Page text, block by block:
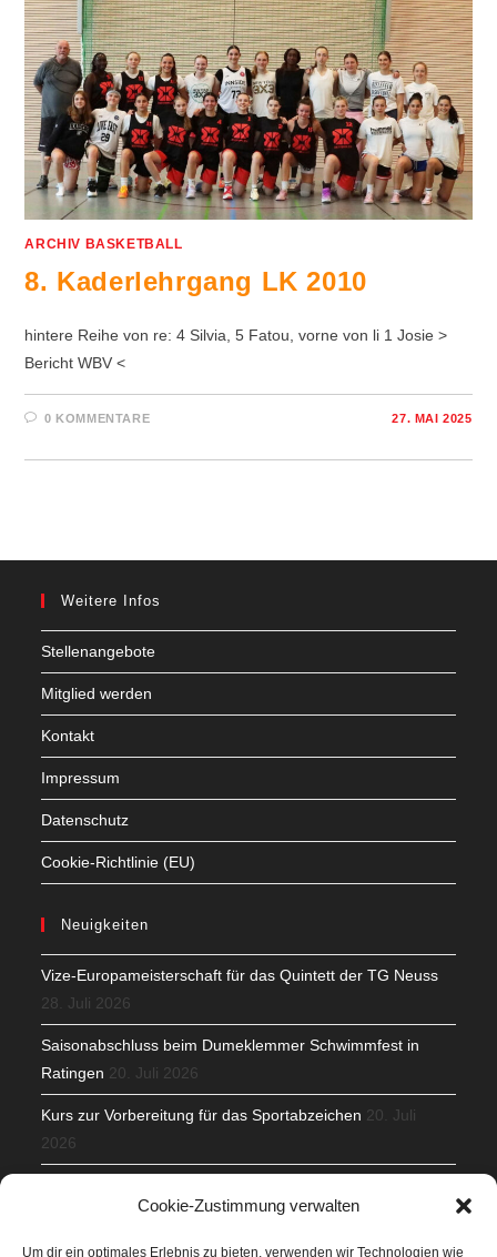
Cookie-Zustimmung verwalten
Um dir ein optimales Erlebnis zu bieten, verwenden wir Technologien wie
ARCHIV BASKETBALL
8. Kaderlehrgang LK 2010
hintere Reihe von re: 4 Silvia, 5 Fatou, vorne von li 1 Josie >
Bericht WBV <
0 KOMMENTARE 27. MAI 2025
Weitere Infos
Stellenangebote
Mitglied werden
Kontakt
Impressum
Datenschutz
Cookie-Richtlinie (EU)
Neuigkeiten
Vize-Europameisterschaft für das Quintett der TG Neuss
28. Juli 2026
Saisonabschluss beim Dumeklemmer Schwimmfest in
Ratingen 20. Juli 2026
Kurs zur Vorbereitung für das Sportabzeichen 20. Juli
2026